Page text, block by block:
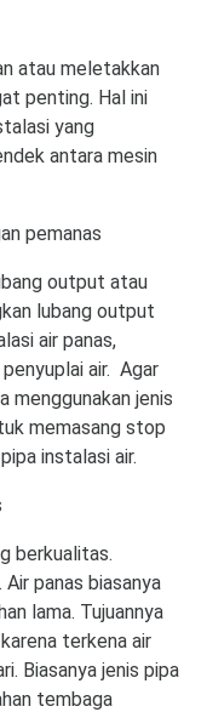
atau meletakkan
penting. Hal ini
yang
antara mesin
pemanas
output atau
lubang output
air panas,
air. Agar
menggunakan jenis
memasang stop
instalasi air.
berkualitas.
panas biasanya
lama. Tujuannya
terkena air
Biasanya jenis pipa
tembaga